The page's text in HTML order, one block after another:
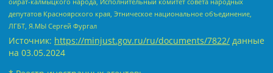
депутатов Красноярского края, Этническое национальное объединение,
ЛГБТ, Я.МЫ Сергей Фургал
Источник: https://minjust.gov.ru/ru/documents/7822/ данные
на 03.05.2024